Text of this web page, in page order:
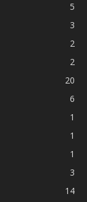
5
3
2
2
20
6
1
1
1
3
14